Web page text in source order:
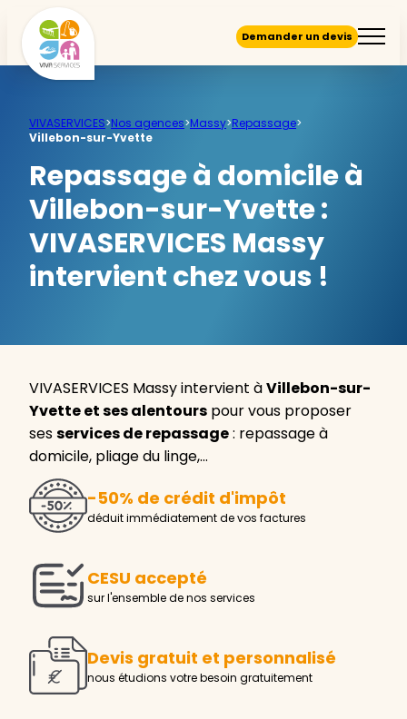
Demander un devis
VIVASERVICES>Nos agences>Massy>Repassage>
Villebon-sur-Yvette
Repassage à domicile à
Villebon-sur-Yvette :
VIVASERVICES Massy
intervient chez vous !
VIVASERVICES Massy intervient àVillebon-sur-
Yvette et ses alentours pour vous proposer
sesservices de repassage: repassage à
domicile, pliage du linge,…
-50% de crédit d'impôt
déduit immédiatement de vos factures
CESU accepté
sur l'ensemble de nos services
Devis gratuit et personnalisé
nous étudions votre besoin gratuitement